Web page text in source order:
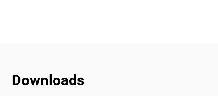
Downloads